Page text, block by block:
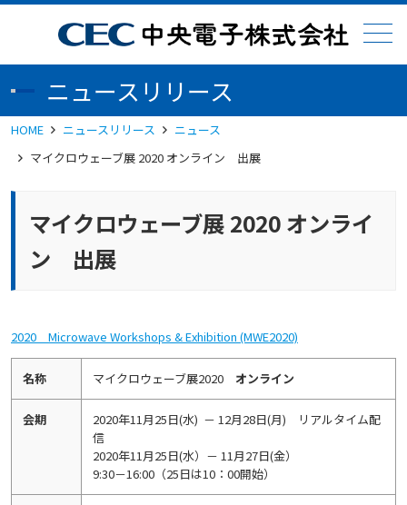
メニュー
ニュースリリース
HOME ニュースリリース
ニュース
マイクロウェーブ展 2020 オンライン 出展
マイクロウェーブ展 2020 オンライ
ン 出展
2020 Microwave Workshops & Exhibition (MWE2020)
名称 マイクロウェーブ展2020 オンライン
会期
2020年11月25日(水) － 12月28日(月) リアルタイム配
信
2020年11月25日(水）－ 11月27日(金）
9:30－16:00（25日は10：00開始）